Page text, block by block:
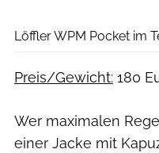
Löffler WPM Pocket im
Preis/Gewicht: 180
Wer maximalen
einer Jacke mit